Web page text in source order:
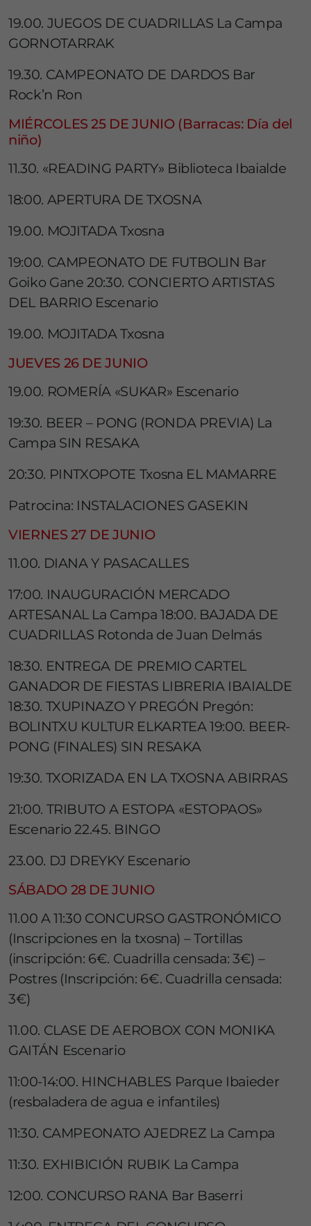
19.00. JUEGOS DE CUADRILLAS La Campa
GORNOTARRAK
19.30. CAMPEONATO DE DARDOS Bar
Rock’n Ron
MIÉRCOLES 25 DE JUNIO (Barracas: Día del
niño)
11.30. «READING PARTY» Biblioteca Ibaialde
18:00. APERTURA DE TXOSNA
19.00. MOJITADA Txosna
19:00. CAMPEONATO DE FUTBOLIN Bar
Goiko Gane 20:30. CONCIERTO ARTISTAS
DEL BARRIO Escenario
19.00. MOJITADA Txosna
JUEVES 26 DE JUNIO
19.00. ROMERÍA «SUKAR» Escenario
19:30. BEER – PONG (RONDA PREVIA) La
Campa SIN RESAKA
20:30. PINTXOPOTE Txosna EL MAMARRE
Patrocina: INSTALACIONES GASEKIN
VIERNES 27 DE JUNIO
11.00. DIANA Y PASACALLES
17:00. INAUGURACIÓN MERCADO
ARTESANAL La Campa 18:00. BAJADA DE
CUADRILLAS Rotonda de Juan Delmás
18:30. ENTREGA DE PREMIO CARTEL
GANADOR DE FIESTAS LIBRERIA IBAIALDE
18:30. TXUPINAZO Y PREGÓN Pregón:
BOLINTXU KULTUR ELKARTEA 19:00. BEER-
PONG (FINALES) SIN RESAKA
19:30. TXORIZADA EN LA TXOSNA ABIRRAS
21:00. TRIBUTO A ESTOPA «ESTOPAOS»
Escenario 22.45. BINGO
23.00. DJ DREYKY Escenario
SÁBADO 28 DE JUNIO
11.00 A 11:30 CONCURSO GASTRONÓMICO
(Inscripciones en la txosna) – Tortillas
(inscripción: 6€. Cuadrilla censada: 3€) –
Postres (Inscripción: 6€. Cuadrilla censada:
3€)
11.00. CLASE DE AEROBOX CON MONIKA
GAITÁN Escenario
11:00-14:00. HINCHABLES Parque Ibaieder
(resbaladera de agua e infantiles)
11:30. CAMPEONATO AJEDREZ La Campa
11:30. EXHIBICIÓN RUBIK La Campa
12:00. CONCURSO RANA Bar Baserri